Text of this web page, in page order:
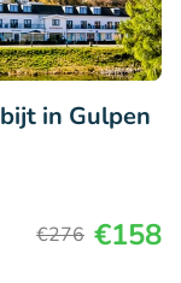
in Gulpen
€276 €158